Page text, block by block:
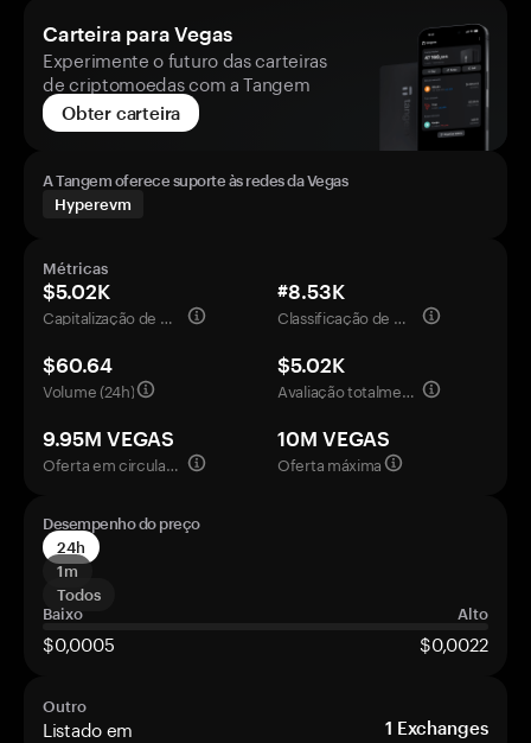
Carteira para Vegas
Experimente o futuro das carteiras
de criptomoedas com a Tangem
Obter carteira
A Tangem oferece suporte às redes da Vegas
Hyperevm
Métricas
$5.02K
Capitalização de mercado
#8.53K
Classificação de mercado
$60.64
Volume (24h)
$5.02K
Avaliação totalmente diluída
9.95M VEGAS
Oferta em circulação
10M VEGAS
Oferta máxima
Desempenho do preço
24h
1m
Todos
Baixo
Alto
$0,0005 $0,0022
Outro
Listado em 1 Exchanges